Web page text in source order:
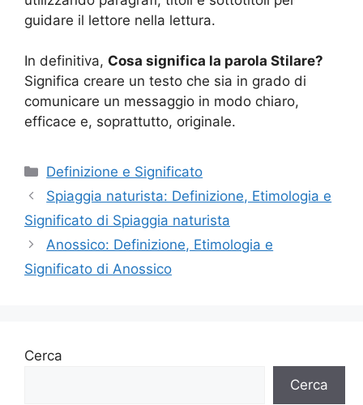
guidare il lettore nella lettura.
In definitiva, Cosa significa la parola Stilare?
Significa creare un testo che sia in grado di
comunicare un messaggio in modo chiaro,
efficace e, soprattutto, originale.
Categorie
Definizione e Significato
Spiaggia naturista: Definizione, Etimologia e
Significato di Spiaggia naturista
Anossico: Definizione, Etimologia e
Significato di Anossico
Cerca
Cerca